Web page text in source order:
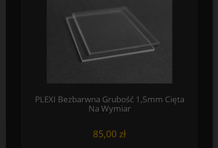
PLEXI Bezbarwna Grubość 1,5mm Cięta
Na Wymiar
85,00 zł